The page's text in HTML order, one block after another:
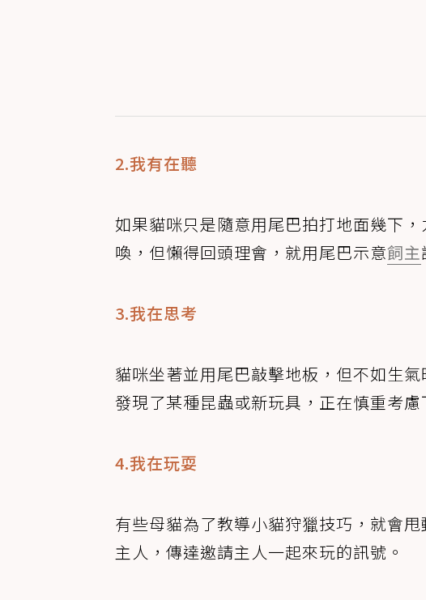
2.我有在聽
如果貓咪只是隨意用尾巴拍打地面幾下
喚，但懶得回頭理會，就用尾巴示意飼主
3.我在思考
貓咪坐著並用尾巴敲擊地板，但不如生
發現了某種昆蟲或新玩具，正在慎重考慮
4.我在玩耍
有些母貓為了教導小貓狩獵技巧，就會
主人，傳達邀請主人一起來玩的訊號。